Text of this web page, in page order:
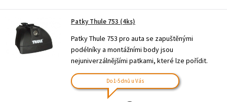
Patky Thule 753 (4ks)
Patky Thule 753 pro auta se zapuštěnými
podélníky a montážními body jsou
nejuniverzálnějšími patkami, které lze pořídit.
Do 1-5 dnů u Vás